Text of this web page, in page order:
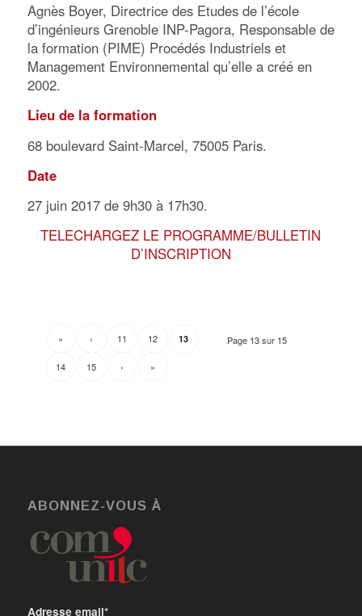
Agnès Boyer, Directrice des Etudes de l’école
d’ingénieurs Grenoble INP-Pagora, Responsable de
la formation (PIME) Procédés Industriels et
Management Environnemental qu’elle a créé en
2002.
Lieu de la formation
68 boulevard Saint-Marcel, 75005 Paris.
Date
27 juin 2017 de 9h30 à 17h30.
TELECHARGEZ LE PROGRAMME/BULLETIN
D’INSCRIPTION
Page 13 sur 15
« ‹ 11 12 13
14 15 › »
ABONNEZ-VOUS À
Adresse email*